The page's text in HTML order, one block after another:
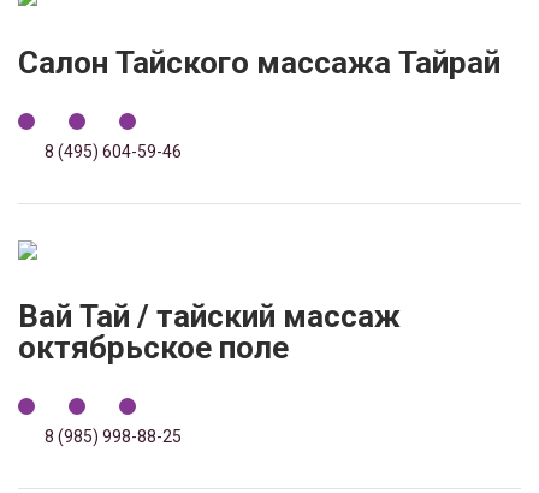
Салон Тайского массажа Тайрай
8 (495) 604-59-46
Вай Тай / тайский массаж
октябрьское поле
8 (985) 998-88-25